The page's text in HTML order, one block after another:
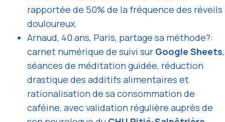
rapportée de 50% de la fréquence des réveils
douloureux.
Arnaud, 40 ans, Paris, partage sa méthode?:
carnet numérique de suivi sur Google Sheets,
séances de méditation guidée, réduction
drastique des additifs alimentaires et
rationalisation de sa consommation de
caféine, avec validation régulière auprès de